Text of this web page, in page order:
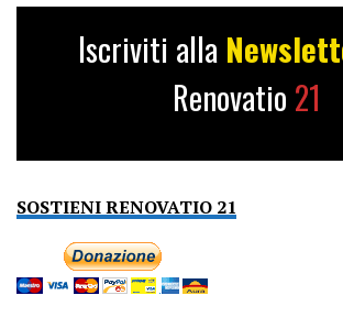
Iscriviti alla
Renovatio 21
SOSTIENI RENOVATIO 21